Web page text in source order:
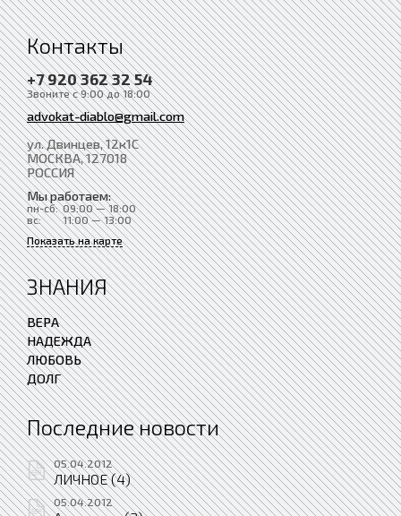
Контакты
+7 920 362 32 54
Звоните с 9:00 до 18:00
advokat-diablo@gmail.com
ул. Двинцев, 12к1С
МОСКВА, 127018
РОССИЯ
Мы работаем:
пн-сб: 09:00 — 18:00
вс:
11:00 — 13:00
Показать на карте
ЗНАНИЯ
ВЕРА
НАДЕЖДА
ЛЮБОВЬ
ДОЛГ
Последние новости
05.04.2012
ЛИЧНОЕ (4)
05.04.2012